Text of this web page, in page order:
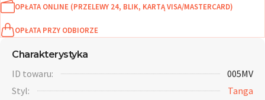
OPŁATA ONLINE (PRZELEWY 24, BLIK, KARTĄ VISA/MASTERCARD)
OPŁATA PRZY ODBIORZE
Charakterystyka
ID towaru:
005MV
Styl:
Tanga